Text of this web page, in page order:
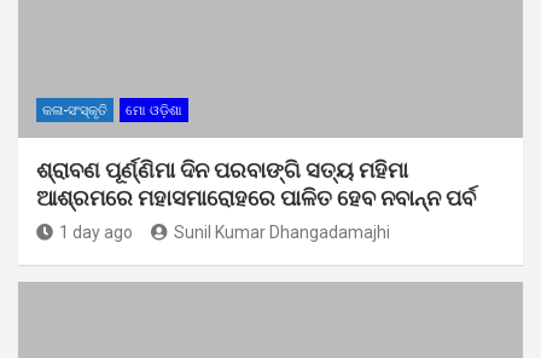
କଳା-ସଂସ୍କୃତି ମୋ ଓଡ଼ିଶା
ଶ୍ରାବଣ ପୂର୍ଣ୍ଣିମା ଦିନ ପରବାଙ୍ଗି ସତ୍ୟ ମହିମା
ଆଶ୍ରମରେ ମହାସମାରୋହରେ ପାଳିତ ହେବ ନବାନ୍ନ ପର୍ବ
1 day ago Sunil Kumar Dhangadamajhi